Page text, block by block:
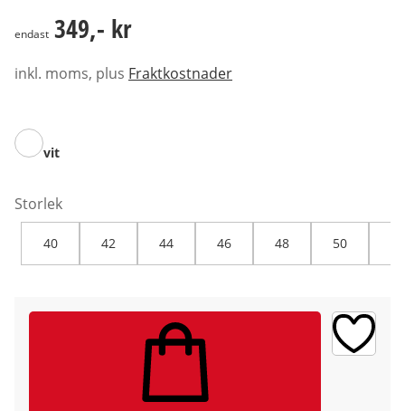
349,- kr
endast 349,- kr
inkl. moms, plus Fraktkostnader
vit
Storlek
40 42 44 46 48 50